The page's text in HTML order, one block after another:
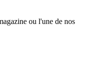
ou l'une de nos